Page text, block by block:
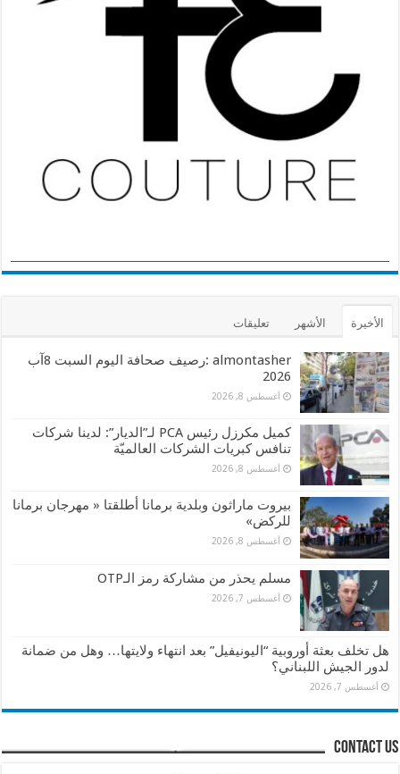
الأخيرة الأشهر تعليقات
almontasher :رصيف صحافة اليوم السبت 8آب
2026
أغسطس 8, 2026
كميل مكرزل رئيس PCA لـ”الديار”: لدينا شركات
تنافس كبريات الشركات العالميّة
أغسطس 8, 2026
بيروت ماراثون وبلدية برمانا أطلقتا « مهرجان برمانا
للركض»
أغسطس 8, 2026
مسلم يحذر من مشاركة رمز الـOTP
أغسطس 7, 2026
هل تخلف بعثة أوروبية “اليونيفيل” بعد انتهاء ولايتها… وهل من ضمانة
لدور الجيش اللبناني؟
أغسطس 7, 2026
contact us